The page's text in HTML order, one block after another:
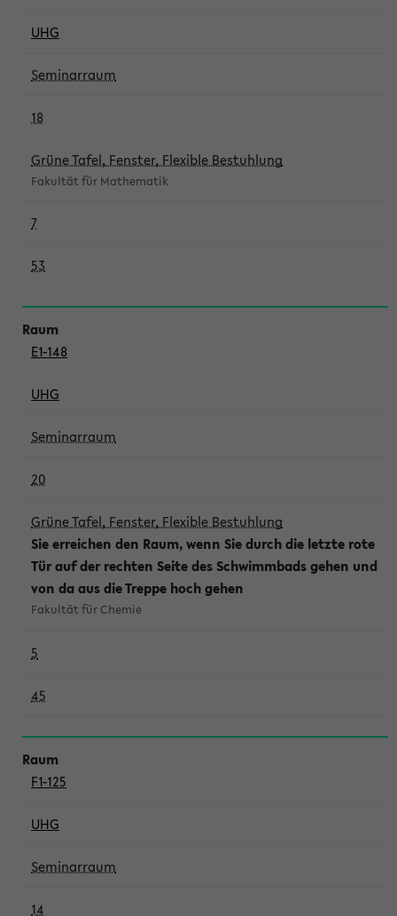
UHG
Seminarraum
18
Grüne Tafel, Fenster, Flexible Bestuhlung
Fakultät für Mathematik
7
53
E1-148
UHG
Seminarraum
20
Grüne Tafel, Fenster, Flexible Bestuhlung
Sie erreichen den Raum, wenn Sie durch die letzte rote
Tür auf der rechten Seite des Schwimmbads gehen und
von da aus die Treppe hoch gehen
Fakultät für Chemie
5
45
F1-125
UHG
Seminarraum
14